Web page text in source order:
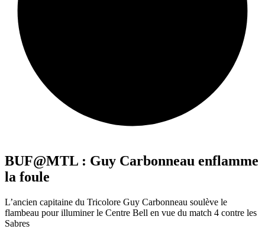
BUF@MTL : Guy Carbonneau enflamme
la foule
L’ancien capitaine du Tricolore Guy Carbonneau soulève le
flambeau pour illuminer le Centre Bell en vue du match 4 contre les
Sabres